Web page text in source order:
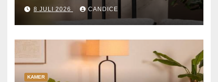
8 JULI 2026 CANDICE
KAMER